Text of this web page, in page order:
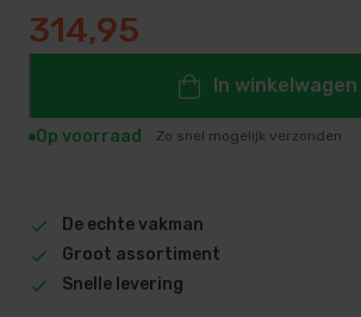
314,95
In winkelwagen
Op voorraad Zo snel mogelijk verzonden
De echte vakman
Groot assortiment
Snelle levering